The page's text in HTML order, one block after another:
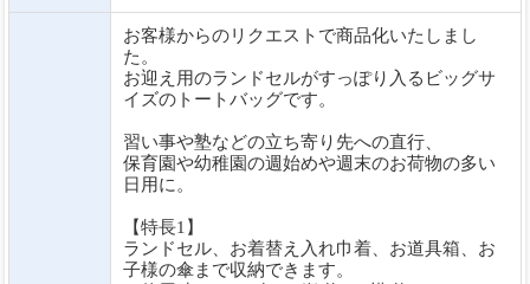
お客様からのリクエストで商品化いたしまし
た。
お迎え用のランドセルがすっぽり入るビッグサ
イズのトートバッグです。
習い事や塾などの立ち寄り先への直行、
保育園や幼稚園の週始めや週末のお荷物の多い
日用に。
【特長1】
ランドセル、お着替え入れ巾着、お道具箱、お
子様の傘まで収納できます。